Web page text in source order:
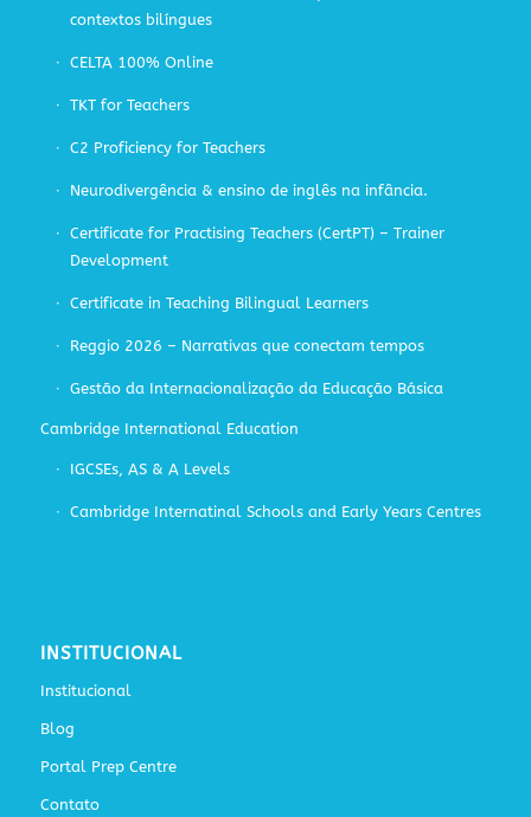
contextos bilíngues
CELTA 100% Online
TKT for Teachers
C2 Proficiency for Teachers
Neurodivergência & ensino de inglês na infância.
Certificate for Practising Teachers (CertPT) – Trainer
Development
Certificate in Teaching Bilingual Learners
Reggio 2026 – Narrativas que conectam tempos
Gestão da Internacionalização da Educação Básica
Cambridge International Education
IGCSEs, AS & A Levels
Cambridge Internatinal Schools and Early Years Centres
INSTITUCIONAL
Institucional
Blog
Portal Prep Centre
Contato